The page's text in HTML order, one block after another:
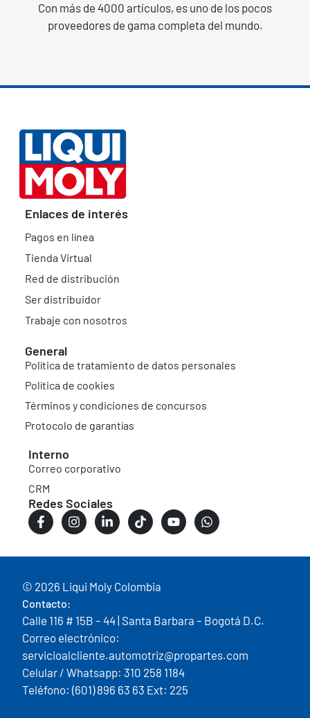
Con más de 4000 artículos, es uno de los pocos
proveedores de gama completa del mundo.
Enlaces de interés
Pagos en línea
Tienda Virtual
Red de distribución
Ser distribuidor
Trabaje con nosotros
General
Política de tratamiento de datos personales
Política de cookies
Términos y condiciones de concursos
Protocolo de garantías
Interno
Correo corporativo
CRM
Redes Sociales
© 2026 Liqui Moly Colombia
Contacto:
Calle 116 # 15B – 44 | Santa Barbara – Bogotá D.C.
Correo electrónico:
servicioalcliente.automotriz@propartes.com
Celular / Whatsapp: 310 258 1184
Teléfono: (601) 896 63 63 Ext: 225